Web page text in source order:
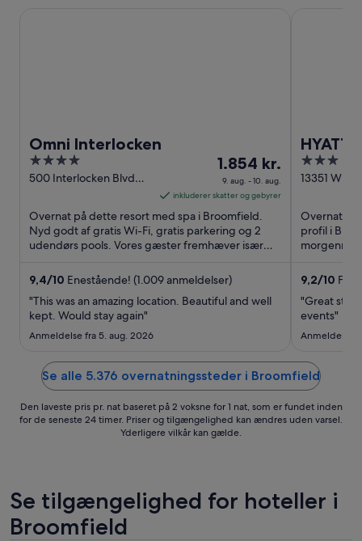
Omni Interlocken
4
out
5
500 Interlocken Blvd
Prisen
er
1.854 kr.
pr.
nat
fra
aug.
til
1.854 kr.
9. aug. - 10. aug.
inkluderer skatter og gebyrer
Overnat på dette resort med spa i Broomfield.
Nyd godt af gratis Wi-Fi, gratis parkering og 2
udendørs pools. Vores gæster fremhæver især
9,4/10 Enestående! (1.009 anmeldelser)
"This was an amazing location. Beautiful and well
kept. Would stay again"
Anmeldelse fra 5. aug. 2026
HYATT
3
out
5
13351 W
Overnat
profil i
9,2/10
"Great staff
events"
Anmeldelse
Se alle 5.376 overnatningssteder i Broomfield
Den laveste pris pr. nat baseret på 2 voksne for 1 nat, som er fundet inden
for de seneste 24 timer. Priser og tilgængelighed kan ændres uden varsel.
Yderligere vilkår kan gælde.
Se tilgængelighed for hoteller i
Broomfield